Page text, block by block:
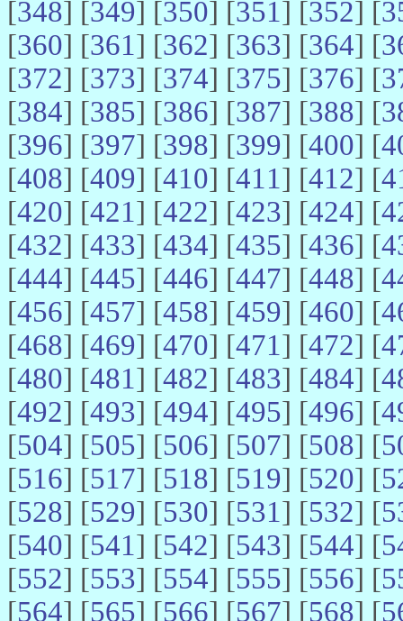
[348] [349] [350] [351] [352] [
[360] [361] [362] [363] [364] [
[372] [373] [374] [375] [376] [
[384] [385] [386] [387] [388] [
[396] [397] [398] [399] [400] [
[408] [409] [410] [411] [412] [
[420] [421] [422] [423] [424] [
[432] [433] [434] [435] [436] [
[444] [445] [446] [447] [448] [
[456] [457] [458] [459] [460] [
[468] [469] [470] [471] [472] [
[480] [481] [482] [483] [484] [
[492] [493] [494] [495] [496] [
[504] [505] [506] [507] [508] [
[516] [517] [518] [519] [520] [
[528] [529] [530] [531] [532] [
[540] [541] [542] [543] [544] [
[552] [553] [554] [555] [556] [
[564] [565] [566] [567] [568] [